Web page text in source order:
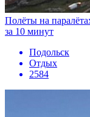
Полёты на
за 10 минут
Подольск
Отдых
2584